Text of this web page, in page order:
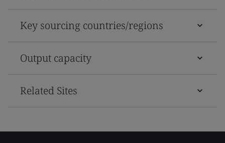
Key sourcing countries/regions
Output capacity
Related Sites